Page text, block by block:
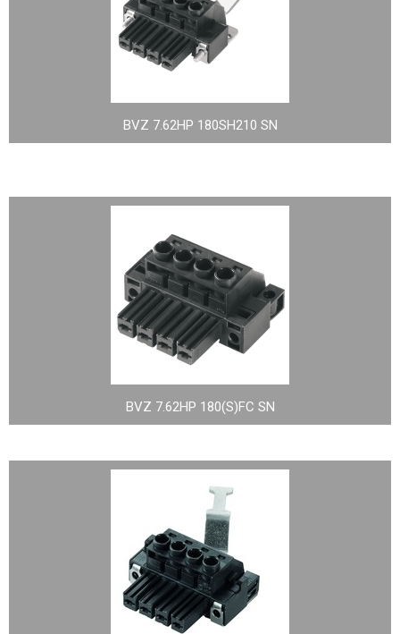
BVZ 7.62HP 180SH210 SN
BVZ 7.62HP 180(S)FC SN